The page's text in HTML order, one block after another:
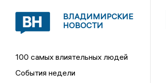
ВЛАДИМИРСКИЕ
НОВОСТИ
100 самых влиятельных людей
События недели